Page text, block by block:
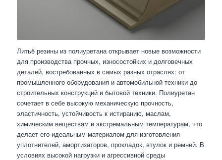
Литьё резины из полиуретана открывает новые возможности
для производства прочных, износостойких и долговечных
деталей, востребованных в самых разных отраслях: от
промышленного оборудования и автомобильной техники до
строительных конструкций и бытовой техники. Полиуретан
сочетает в себе высокую механическую прочность,
эластичность, устойчивость к истиранию, маслам,
химическим веществам и экстремальным температурам, что
делает его идеальным материалом для изготовления
уплотнителей, амортизаторов, прокладок, втулок и ремней. В
условиях высокой нагрузки и агрессивной среды